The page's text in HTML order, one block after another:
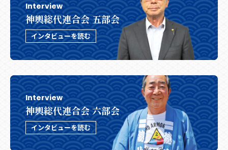
Interview
神輿総代連合会 五部会
インタビューを読む
Interview
神輿総代連合会 六部会
インタビューを読む